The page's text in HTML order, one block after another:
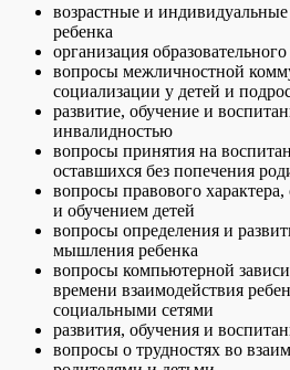
возрастные и
ребенка
организация
вопросы межличностной
социализации у детей и
развитие, обучение и
инвалидностью
вопросы принятия на
оставшихся без попечения
вопросы правового
и обучением детей
вопросы определения и
мышления ребенка
вопросы компьютерной
времени взаимодействия
социальными сетями
развития, обучения и
вопросы о трудностях во